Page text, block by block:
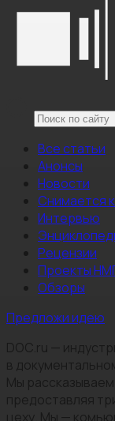
Все статьи
Анонсы
Новости
Снимается
Интервью
Рецензии
Проекты
Обзоры
Предложи идею
DOC.ru —
в
Мы
предоставляя
цеху. Мы —